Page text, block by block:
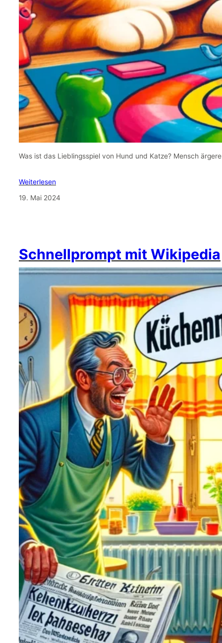
Was ist das Lieblingsspiel von Hund und Katze? Mensch
Weiterlesen
19. Mai 2024
Schnellprompt mit Wikipedia